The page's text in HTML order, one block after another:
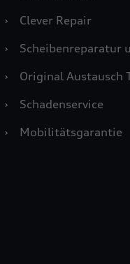
›
Clever Repair
›
Scheibenreparatur
›
Original Austausch
›
Schadenservice
›
Mobilitätsgarantie